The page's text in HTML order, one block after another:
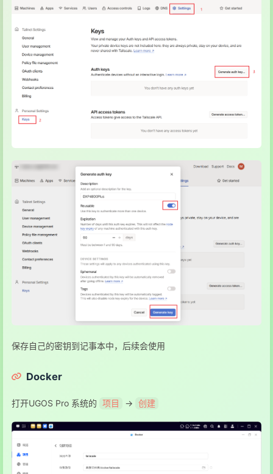
保存自己的密钥到记事本中，后续会使用
Docker
打开UGOS Pro 系统的 项目 -> 创建